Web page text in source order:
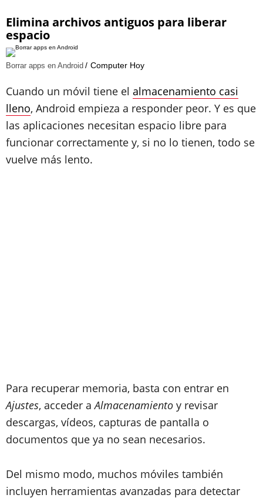
Elimina archivos antiguos para liberar
espacio
Borrar apps en Android Computer Hoy
Cuando un móvil tiene el almacenamiento casi
lleno, Android empieza a responder peor. Y es que
las aplicaciones necesitan espacio libre para
funcionar correctamente y, si no lo tienen, todo se
vuelve más lento.
Para recuperar memoria, basta con entrar en
Ajustes, acceder aAlmacenamiento y revisar
descargas, vídeos, capturas de pantalla o
documentos que ya no sean necesarios.
Del mismo modo, muchos móviles también
incluyen herramientas avanzadas para detectar